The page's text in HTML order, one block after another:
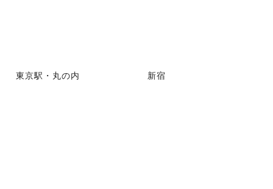
東京駅・丸の内 新宿